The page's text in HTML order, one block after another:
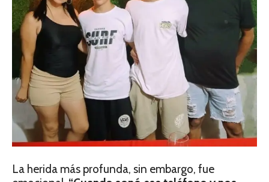
La herida más profunda, sin embargo, fue